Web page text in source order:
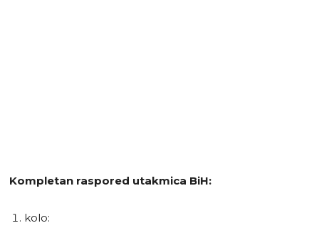
Kompletan raspored utakmica BiH:
kolo: